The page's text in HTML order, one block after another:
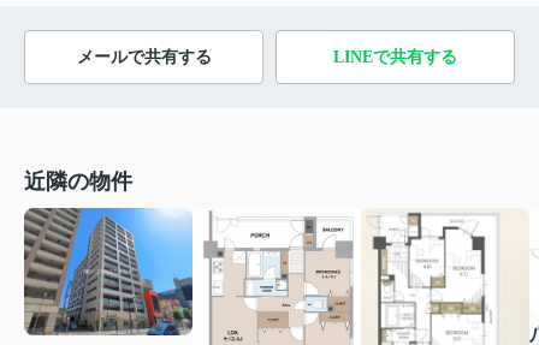
メールで共有する LINEで共有する
近隣の物件